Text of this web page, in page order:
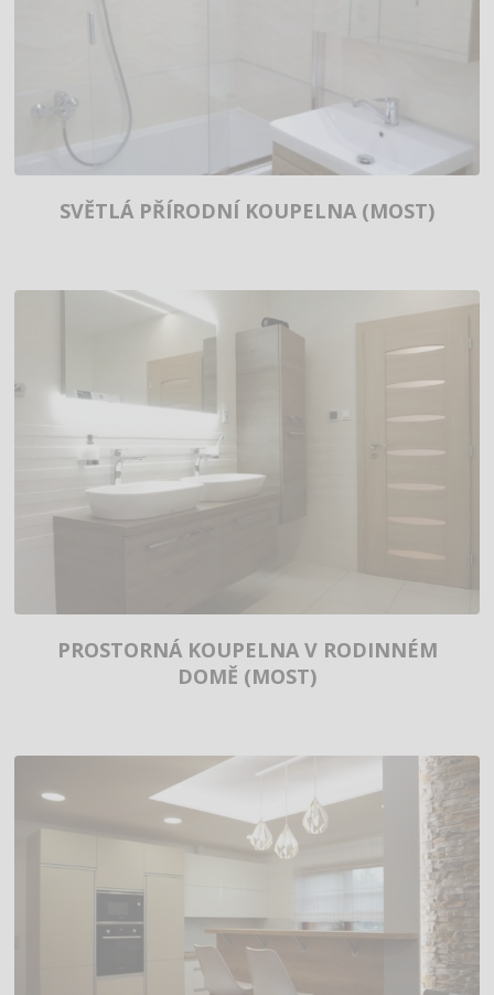
SVĚTLÁ PŘÍRODNÍ KOUPELNA (MOST)
PROSTORNÁ KOUPELNA V RODINNÉM
DOMĚ (MOST)